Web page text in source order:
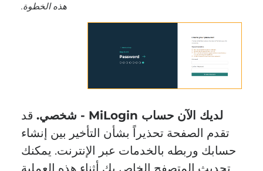
هذه الخطوة.
لديك الآن حساب MiLogin - شخصي.
قد
تقدم الصفحة تحذيراً بشأن التأخير بين إنشاء
حسابك وربطه بالخدمات عبر الإنترنت. يمكنك
تحديث المتصفح الخاص بك أثناء هذه العملية